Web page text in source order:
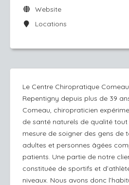
Website
Locations
Le Centre Chiropratique
Repentigny depuis plus de 39
Comeau, chiropraticien
de santé naturels de qualité tout
mesure de soigner des gens de
adultes et personnes âgées
patients. Une partie de notre
constituée de sportifs et
niveaux. Nous avons donc